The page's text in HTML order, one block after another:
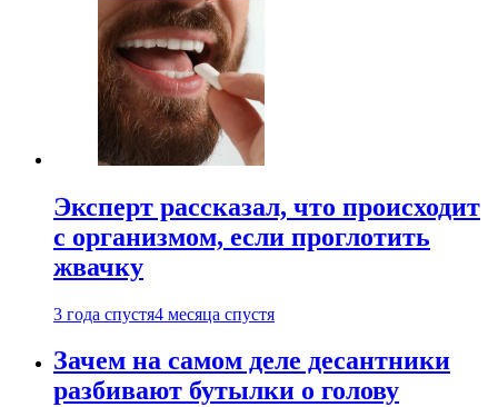
Эксперт рассказал, что происходит
с организмом, если проглотить
жвачку
3 года спустя4 месяца спустя
Зачем на самом деле десантники
разбивают бутылки о голову